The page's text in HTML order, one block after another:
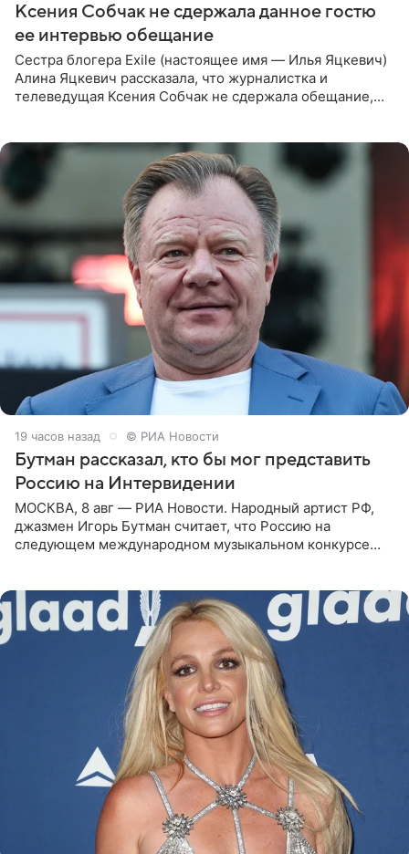
Ксения Собчак не сдержала данное гостю
ее интервью обещание
Сестра блогера Exile (настоящее имя — Илья Яцкевич)
Алина Яцкевич рассказала, что журналистка и
телеведущая Ксения Собчак не сдержала обещание,
19 часов назад © РИА Новости
Бутман рассказал, кто бы мог представить
Россию на Интервидении
МОСКВА, 8 авг — РИА Новости. Народный артист РФ,
джазмен Игорь Бутман считает, что Россию на
следующем международном музыкальном конкурсе